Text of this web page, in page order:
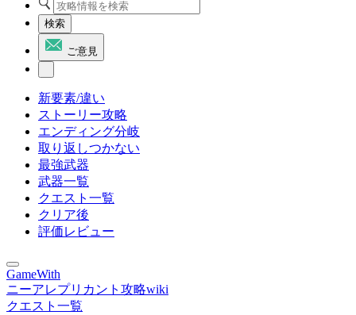
検索
ご意見
新要素/違い
ストーリー攻略
エンディング分岐
取り返しつかない
最強武器
武器一覧
クエスト一覧
クリア後
評価レビュー
GameWith
ニーアレプリカント攻略wiki
クエスト一覧